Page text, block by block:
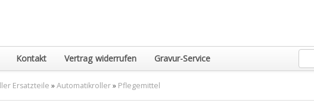
Kontakt Vertrag widerrufen Gravur-Service
Ersatzteile »Automatikroller» Pflegemittel